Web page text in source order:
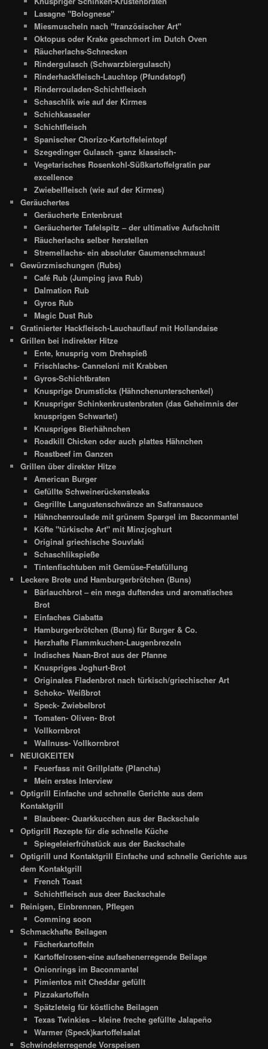
Lasagne "Bolognese"
Miesmuscheln nach "französischer Art"
Oktopus oder Krake geschmort im Dutch Oven
Räucherlachs-Schnecken
Rindergulasch (Schwarzbiergulasch)
Rinderhackfleisch-Lauchtop (Pfundstopf)
Rinderrouladen-Schichtfleisch
Schaschlik wie auf der Kirmes
Schichkasseler
Schichtfleisch
Spanischer Chorizo-Kartoffeleintopf
Szegedinger Gulasch -ganz klassisch-
Vegetarisches Rosenkohl-Süßkartoffelgratin par
excellence
Zwiebelfleisch (wie auf der Kirmes)
Geräuchertes
Geräucherte Entenbrust
Geräucherter Tafelspitz – der ultimative Aufschnitt
Räucherlachs selber herstellen
Stremellachs- ein absoluter Gaumenschmaus!
Gewürzmischungen (Rubs)
Café Rub (Jumping java Rub)
Dalmation Rub
Gyros Rub
Magic Dust Rub
Gratinierter Hackfleisch-Lauchauflauf mit Hollandaise
Grillen bei indirekter Hitze
Ente, knusprig vom Drehspieß
Frischlachs- Canneloni mit Krabben
Gyros-Schichtbraten
Knusprige Drumsticks (Hähnchenunterschenkel)
Knuspriger Schinkenkrustenbraten (das Geheimnis der
knusprigen Schwarte!)
Knuspriges Bierhähnchen
Roadkill Chicken oder auch plattes Hähnchen
Roastbeef im Ganzen
Grillen über direkter Hitze
American Burger
Gefüllte Schweinerückensteaks
Gegrillte Langustenschwänze an Safransauce
Hähnchenroulade mit grünem Spargel im Baconmantel
Köfte "türkische Art" mit Minzjoghurt
Original griechische Souvlaki
Schaschlikspieße
Tintenfischtuben mit Gemüse-Fetafüllung
Leckere Brote und Hamburgerbrötchen (Buns)
Bärlauchbrot – ein mega duftendes und aromatisches
Brot
Einfaches Ciabatta
Hamburgerbrötchen (Buns) für Burger & Co.
Herzhafte Flammkuchen-Laugenbrezeln
Indisches Naan-Brot aus der Pfanne
Knuspriges Joghurt-Brot
Originales Fladenbrot nach türkisch/griechischer Art
Schoko- Weißbrot
Speck- Zwiebelbrot
Tomaten- Oliven- Brot
Vollkornbrot
Wallnuss- Vollkornbrot
NEUIGKEITEN
Feuerfass mit Grillplatte (Plancha)
Mein erstes Interview
Optigrill Einfache und schnelle Gerichte aus dem
Kontaktgrill
Blaubeer- Quarkkucchen aus der Backschale
Optigrill Rezepte für die schnelle Küche
Spiegeleierfrühstück aus der Backschale
Optigrill und Kontaktgrill Einfache und schnelle Gerichte aus
dem Kontaktgrill
French Toast
Schichtfleisch aus deer Backschale
Reinigen, Einbrennen, Pflegen
Comming soon
Schmackhafte Beilagen
Fächerkartoffeln
Kartoffelrosen-eine aufsehenerregende Beilage
Onionrings im Baconmantel
Pimientos mit Cheddar gefüllt
Pizzakartoffeln
Spätzleteig für köstliche Beilagen
Texas Twinkies – kleine freche gefüllte Jalapeño
Warmer (Speck)kartoffelsalat
Schwindelerregende Vorspeisen